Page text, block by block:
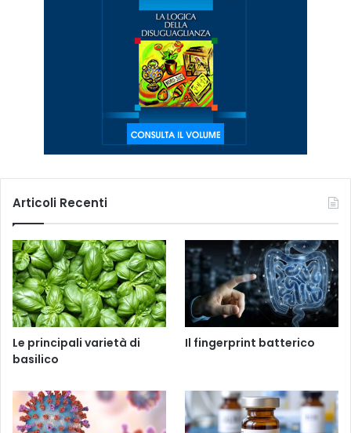
Articoli Recenti
Le principali varietà di
basilico
Il fingerprint batterico